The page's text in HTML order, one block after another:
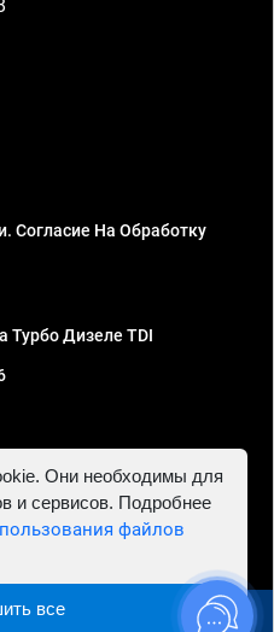
Согласие На Обработку
Турбо Дизеле TDI
ИНН 781302555843,
и МО - Автосервис
Они необходимы для
и сервисов. Подробнее
файлов
все